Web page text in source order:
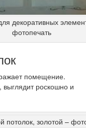
декоративных
фотопечать
помещение.
роскошно и